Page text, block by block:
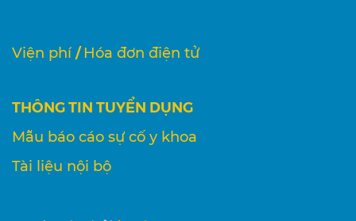
Viện phí / Hóa đơn điện tử
THÔNG TIN TUYỂN DỤNG
Mẫu báo cáo sự cố y khoa
Tài liệu nội bộ